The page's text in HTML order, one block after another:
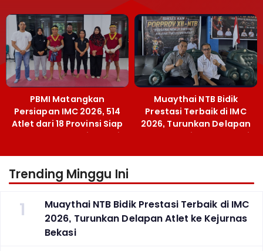
Terobosan Bangun
Grassroots
PBMI Matangkan
Persiapan IMC 2026, 514
Atlet dari 18 Provinsi Siap
Berlaga Besok di Bekasi
Muaythai NTB Bidik
Prestasi Terbaik di IMC
2026, Turunkan Delapan
Atlet ke Kejurnas Bekasi
Trending Minggu Ini
1
Muaythai NTB Bidik Prestasi Terbaik di IMC
2026, Turunkan Delapan Atlet ke Kejurnas
Bekasi